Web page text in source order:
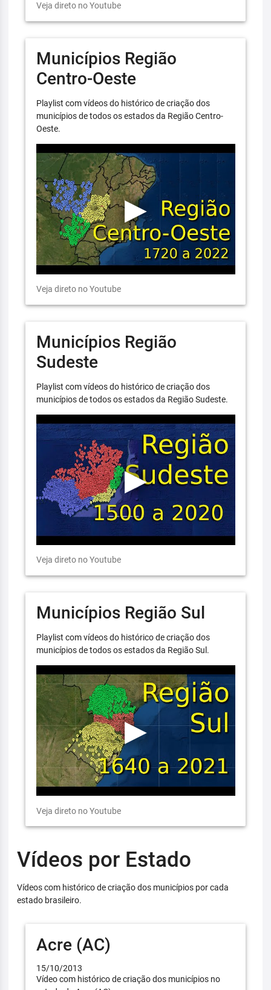
Veja direto no Youtube
Municípios Região
Centro-Oeste
Playlist com vídeos do histórico de criação dos
municípios de todos os estados da Região Centro-
Oeste.
Veja direto no Youtube
Municípios Região
Sudeste
Playlist com vídeos do histórico de criação dos
municípios de todos os estados da Região Sudeste.
Veja direto no Youtube
Municípios Região Sul
Playlist com vídeos do histórico de criação dos
municípios de todos os estados da Região Sul.
Veja direto no Youtube
Vídeos por Estado
Vídeos com histórico de criação dos municípios por cada
estado brasileiro.
Acre (AC)
15/10/2013
Vídeo com histórico de criação dos municípios no